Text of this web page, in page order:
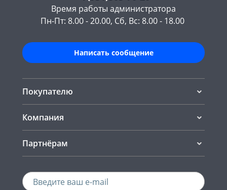
Время работы администратора
Пн-Пт: 8.00 - 20.00, Сб, Вс: 8.00 - 18.00
Написать сообщение
Покупателю
Компания
Партнёрам